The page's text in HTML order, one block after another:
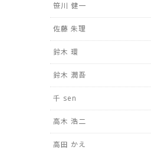
笹川 健一
佐藤 朱理
鈴木 環
鈴木 潤吾
千 sen
高木 浩二
高田 かえ